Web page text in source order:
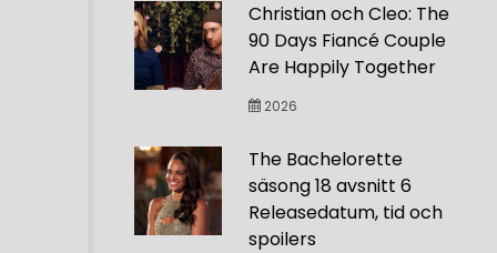
Christian och Cleo: The
90 Days Fiancé Couple
Are Happily Together
2026
The Bachelorette
säsong 18 avsnitt 6
Releasedatum, tid och
spoilers